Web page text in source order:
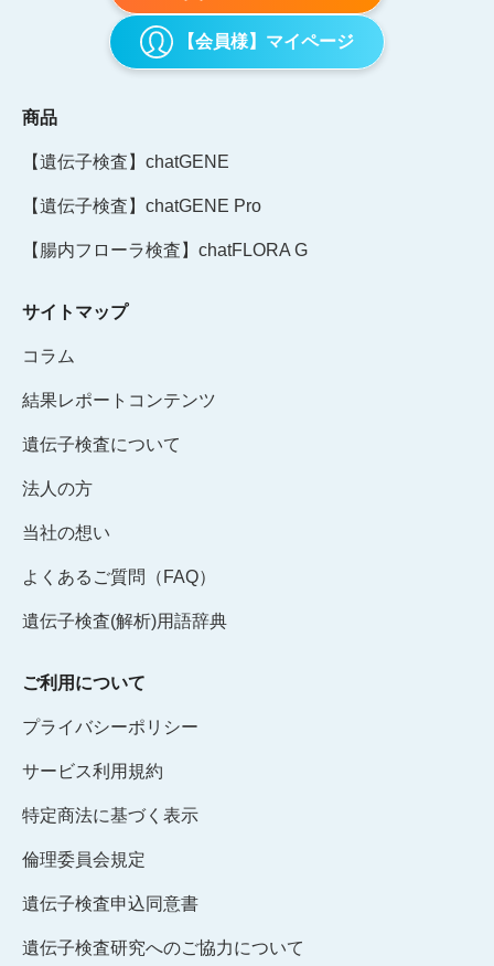
【会員様】マイページ
商品
【遺伝子検査】chatGENE
【遺伝子検査】chatGENE Pro
【腸内フローラ検査】chatFLORA G
サイトマップ
コラム
結果レポートコンテンツ
遺伝子検査について
法人の方
当社の想い
よくあるご質問（FAQ）
遺伝子検査(解析)用語辞典
ご利用について
プライバシーポリシー
サービス利用規約
特定商法に基づく表示
倫理委員会規定
遺伝子検査申込同意書
遺伝子検査研究へのご協力について